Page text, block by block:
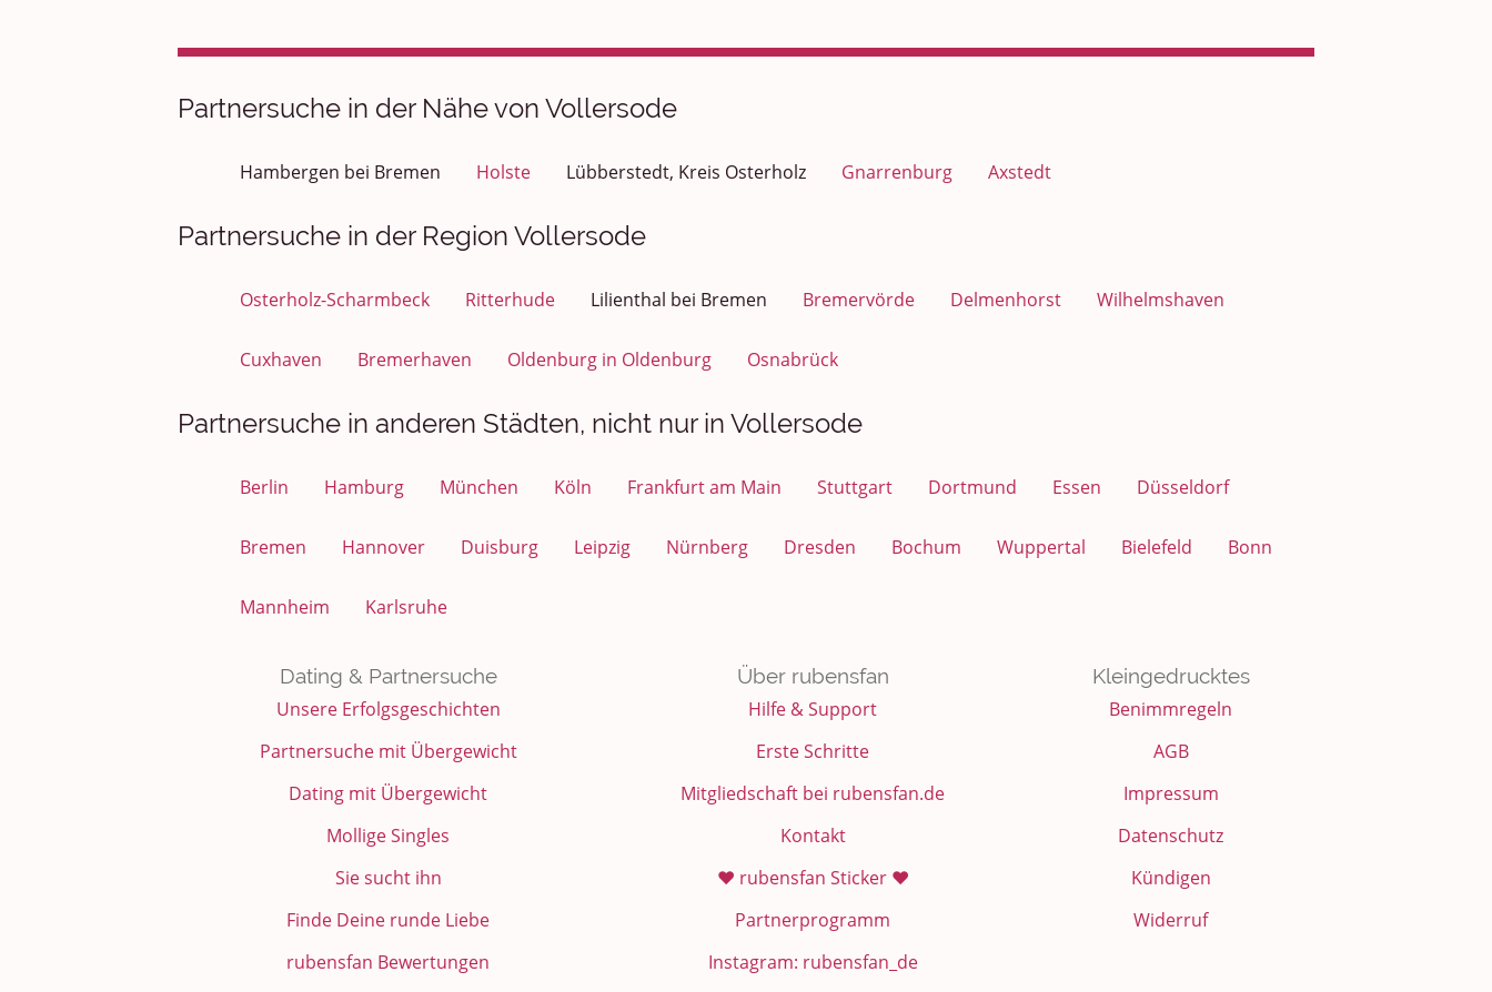
Partnersuche in der Nähe von Vollersode
Hambergen bei Bremen Holste Lübberstedt, Kreis Osterholz Gnarrenburg Axstedt
Partnersuche in der Region Vollersode
Osterholz-Scharmbeck Ritterhude Lilienthal bei Bremen Bremervörde Delmenhorst Wilhelmshaven
Cuxhaven Bremerhaven Oldenburg in Oldenburg Osnabrück
Partnersuche in anderen Städten, nicht nur in Vollersode
Berlin Hamburg München Köln Frankfurt am Main Stuttgart Dortmund Essen Düsseldorf
Bremen Hannover Duisburg Leipzig Nürnberg Dresden Bochum Wuppertal Bielefeld Bonn
Mannheim Karlsruhe
Dating & Partnersuche
Unsere Erfolgsgeschichten
Partnersuche mit Übergewicht
Dating mit Übergewicht
Mollige Singles
Sie sucht ihn
Finde Deine runde Liebe
rubensfan Bewertungen
Über rubensfan
Hilfe & Support
Erste Schritte
Mitgliedschaft bei rubensfan.de
Kontakt
❤️ rubensfan Sticker ❤️
Partnerprogramm
Instagram: rubensfan_de
Kleingedrucktes
Benimmregeln
AGB
Impressum
Datenschutz
Kündigen
Widerruf